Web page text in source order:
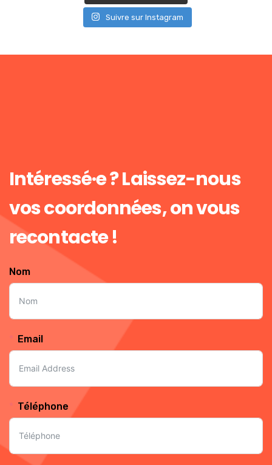
Suivre sur Instagram
Intéressé·e ? Laissez-nous
vos coordonnées, on vous
recontacte !
Nom
Email
Téléphone